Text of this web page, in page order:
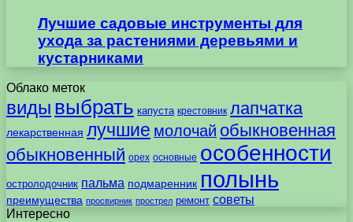
Лучшие садовые инструменты для
ухода за растениями деревьями и
кустарниками
Облако меток
виды выбрать капуста крестовник лапчатка
лекарственная лучшие молочай обыкновенная
обыкновенный орех основные особенности
остролодочник пальма подмаренник полынь
преимущества просвирник прострел ремонт советы
Интересно